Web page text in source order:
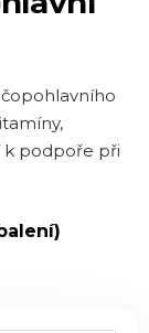
k podpoře při